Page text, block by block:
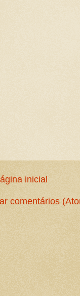
inicial
comentários